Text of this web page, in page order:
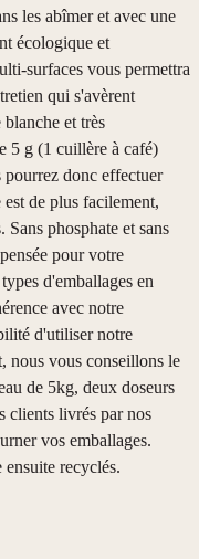
les abîmer et avec une
écologique et
surfaces vous permettra
qui s'avèrent
et très
5 g (1 cuillère à café)
donc effectuer
de plus facilement,
phosphate et sans
pour votre
d'emballages en
avec notre
d'utiliser notre
nous vous conseillons le
de 5kg, deux doseurs
clients livrés par nos
vos emballages.
recyclés.